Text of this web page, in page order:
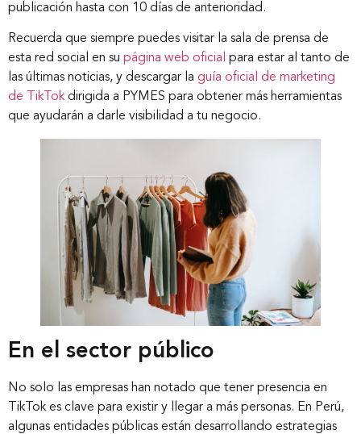
Inicio
Nosotros
Nuestros servicios
Nuestros clientes
Novedades
publicación hasta con 10 días de anterioridad.
Recuerda que siempre puedes visitar la sala de prensa de
esta red social en su página web oficial para estar al tanto de
las últimas noticias, y descargar la guía oficial de marketing
de TikTokdirigida a PYMES para obtener más herramientas
que ayudarán a darle visibilidad a tu negocio.
En el sector público
No solo las empresas han notado que tener presencia en
TikTok es clave para existir y llegar a más personas. En Perú,
algunas entidades públicas están desarrollando estrategias